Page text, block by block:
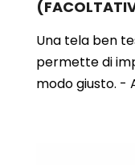
Una tela ben
permette di
modo giusto.